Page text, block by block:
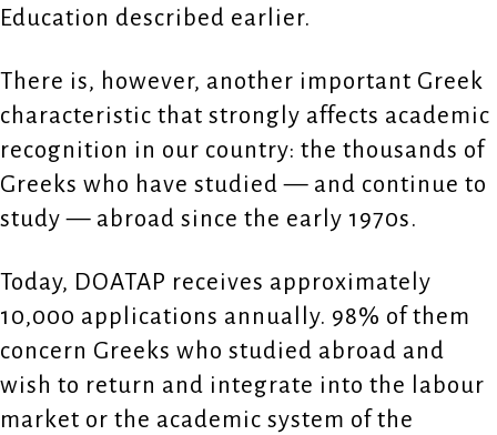
Education described earlier.
There is, however, another important Greek
characteristic that strongly affects academic
recognition in our country: the thousands of
Greeks who have studied — and continue to
study — abroad since the early 1970s.
Today, DOATAP receives approximately
10,000 applications annually. 98% of them
concern Greeks who studied abroad and
wish to return and integrate into the labour
market or the academic system of the